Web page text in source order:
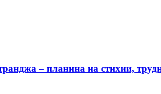
– планина на стихии,